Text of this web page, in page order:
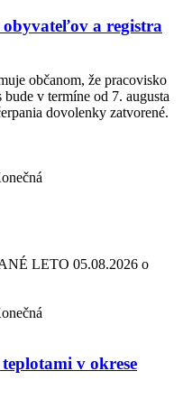
obyvateľov a registra
občanom, že pracovisko
v termíne od 7. augusta
dovolenky zatvorené.
LETO 05.08.2026 o
v okrese